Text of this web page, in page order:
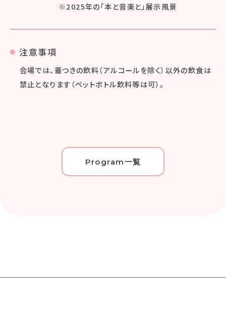
※2025年の「本と音楽と」展示風景
注意事項
会場では、蓋つきの飲料（アルコールを除く）以外の飲食は
禁止となります（ペットボトル飲料等は可）。
Program一覧